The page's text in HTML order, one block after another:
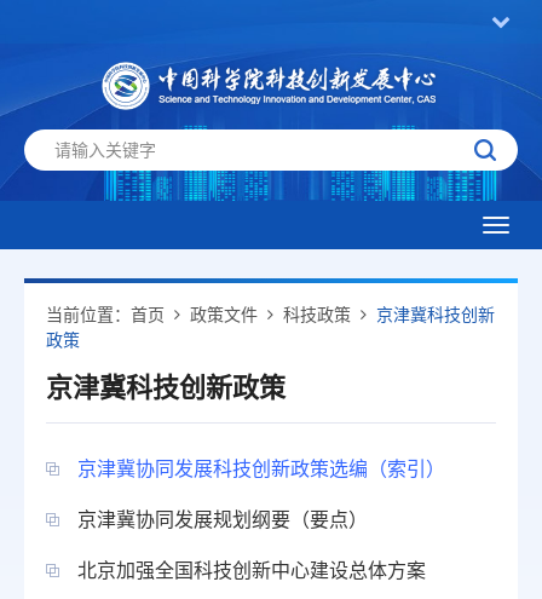
当前位置： 首页 政策文件 科技政策
京津冀科技创新
政策
京津冀科技创新政策
京津冀协同发展科技创新政策选编（索引）
京津冀协同发展规划纲要（要点）
北京加强全国科技创新中心建设总体方案